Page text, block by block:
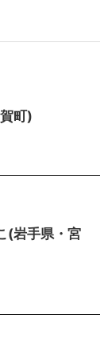
町)
(岩手県・宮